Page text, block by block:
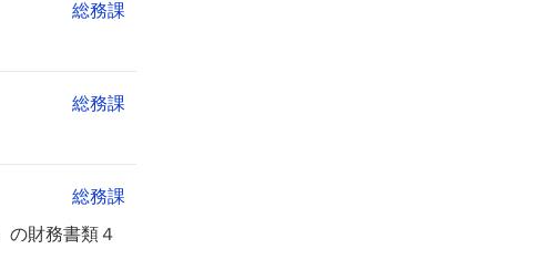
総務課
総務課
総務課
の財務書類４